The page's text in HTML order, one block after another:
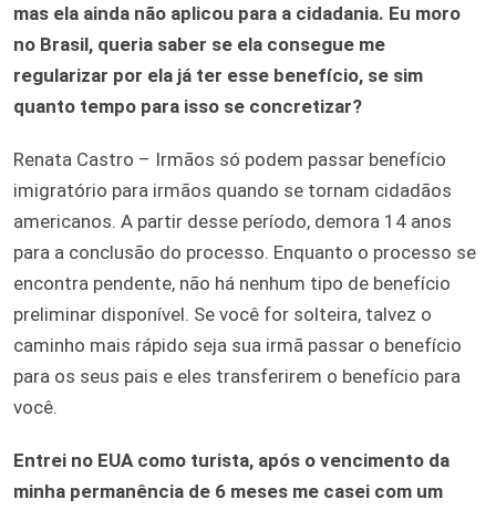
mas ela ainda não aplicou para a cidadania. Eu moro
no Brasil, queria saber se ela consegue me
regularizar por ela já ter esse benefício, se sim
quanto tempo para isso se concretizar?
Renata Castro – Irmãos só podem passar benefício
imigratório para irmãos quando se tornam cidadãos
americanos. A partir desse período, demora 14 anos
para a conclusão do processo. Enquanto o processo se
encontra pendente, não há nenhum tipo de benefício
preliminar disponível. Se você for solteira, talvez o
caminho mais rápido seja sua irmã passar o benefício
para os seus pais e eles transferirem o benefício para
você.
Entrei no EUA como turista, após o vencimento da
minha permanência de 6 meses me casei com um